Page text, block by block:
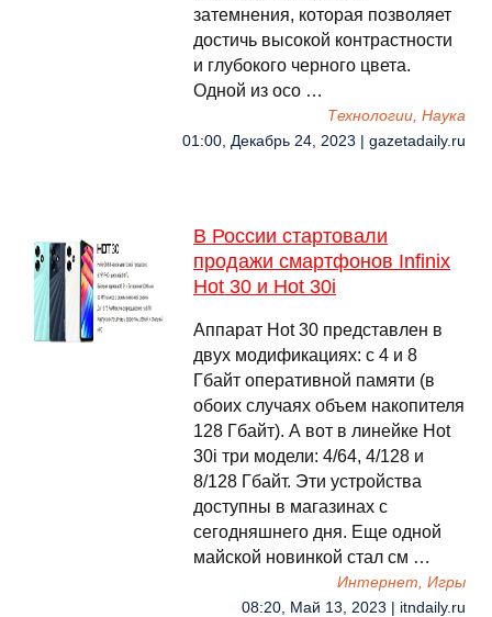
затемнения, которая позволяет
достичь высокой контрастности
и глубокого черного цвета.
Одной из осо …
Технологии, Наука
01:00, Декабрь 24, 2023 | gazetadaily.ru
В России стартовали
продажи смартфонов Infinix
Hot 30 и Hot 30i
Аппарат Hot 30 представлен в
двух модификациях: с 4 и 8
Гбайт оперативной памяти (в
обоих случаях объем накопителя
128 Гбайт). А вот в линейке Hot
30i три модели: 4/64, 4/128 и
8/128 Гбайт. Эти устройства
доступны в магазинах с
сегодняшнего дня. Еще одной
майской новинкой стал см …
Интернет, Игры
08:20, Май 13, 2023 | itndaily.ru